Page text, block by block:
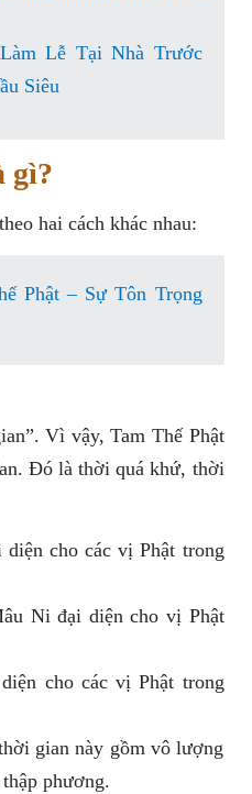
Lễ Tại Nhà Trước
Siêu
gì?
hai cách khác nhau:
Phật – Sự Tôn Trọng
Vì vậy, Tam Thế Phật
Đó là thời quá khứ, thời
cho các vị Phật trong
Ni đại diện cho vị Phật
cho các vị Phật trong
gian này gồm vô lượng
phương.